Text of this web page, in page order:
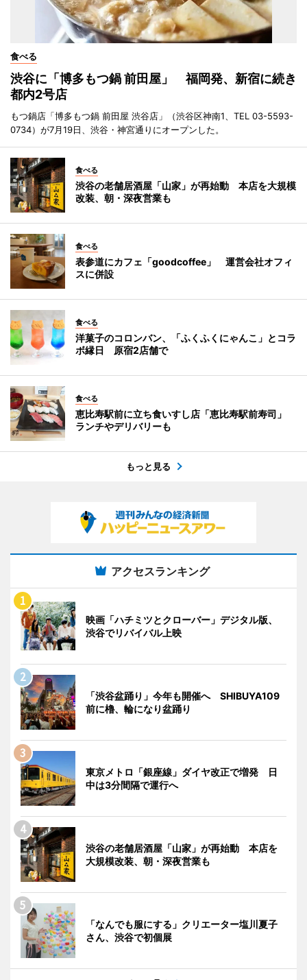
食べる
渋谷に「博多もつ鍋 前田屋」 福岡発、新宿に続き
都内2号店
もつ鍋店「博多もつ鍋 前田屋 渋谷店」（渋谷区神南1、TEL 03-5593-
0734）が7月19日、渋谷・神宮通りにオープンした。
食べる
渋谷の老舗居酒屋「山家」が再始動 本店を大規模
改装、朝・深夜営業も
食べる
表参道にカフェ「goodcoffee」 運営会社オフィ
スに併設
食べる
洋菓子のコロンバン、「ふくふくにゃんこ」とコラ
ボ縁日 原宿2店舗で
食べる
恵比寿駅前に立ち食いすし店「恵比寿駅前寿司」
ランチやデリバリーも
もっと見る
アクセスランキング
映画「ハチミツとクローバー」デジタル版、
渋谷でリバイバル上映
「渋谷盆踊り」今年も開催へ SHIBUYA109
前に櫓、輪になり盆踊り
東京メトロ「銀座線」ダイヤ改正で増発 日
中は3分間隔で運行へ
渋谷の老舗居酒屋「山家」が再始動 本店を
大規模改装、朝・深夜営業も
「なんでも服にする」クリエーター塩川夏子
さん、渋谷で初個展